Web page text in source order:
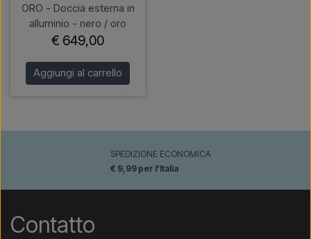
ORO - Doccia esterna in
alluminio - nero / oro
€ 649,00
Aggiungi al carrello
SPEDIZIONE ECONOMICA
€ 9,99 per l'Italia
Contatto